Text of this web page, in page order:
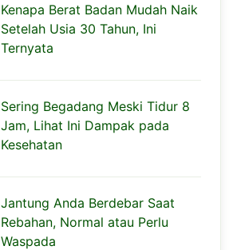
Kenapa Berat Badan Mudah Naik
Setelah Usia 30 Tahun, Ini
Ternyata
Sering Begadang Meski Tidur 8
Jam, Lihat Ini Dampak pada
Kesehatan
Jantung Anda Berdebar Saat
Rebahan, Normal atau Perlu
Waspada